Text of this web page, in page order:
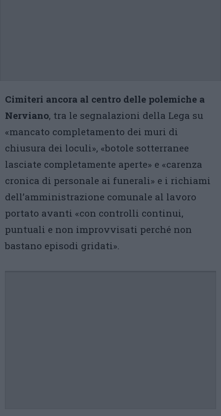
Cimiteri ancora al centro delle polemiche a
Nerviano, tra le segnalazioni della Lega su
«mancato completamento dei muri di
chiusura dei loculi», «botole sotterranee
lasciate completamente aperte» e «carenza
cronica di personale ai funerali» e i richiami
dell’amministrazione comunale al lavoro
portato avanti «con controlli continui,
puntuali e non improvvisati perché non
bastano episodi gridati».